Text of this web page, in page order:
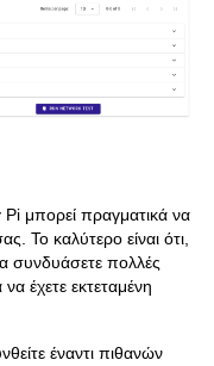
μπορεί πραγματικά να
Το καλύτερο είναι ότι,
συνδυάσετε πολλές
έχετε εκτεταμένη
έναντι πιθανών